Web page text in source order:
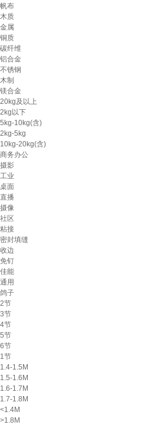
帆布
木质
金属
铜质
碳纤维
铝合金
不锈钢
木制
镁合金
20kg及以上
2kg以下
5kg-10kg(含)
2kg-5kg
10kg-20kg(含)
商务办公
摄影
工业
桌面
直播
摄像
社区
粘接
密封填缝
收边
免钉
佳能
通用
鸽子
2节
3节
4节
5节
6节
1节
1.4-1.5M
1.5-1.6M
1.6-1.7M
1.7-1.8M
<1.4M
>1.8M